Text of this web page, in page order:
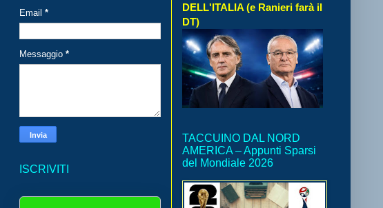
Email *
Messaggio *
ISCRIVITI
DELL'ITALIA (e Ranieri farà il
DT)
TACCUINO DAL NORD
AMERICA – Appunti Sparsi
del Mondiale 2026